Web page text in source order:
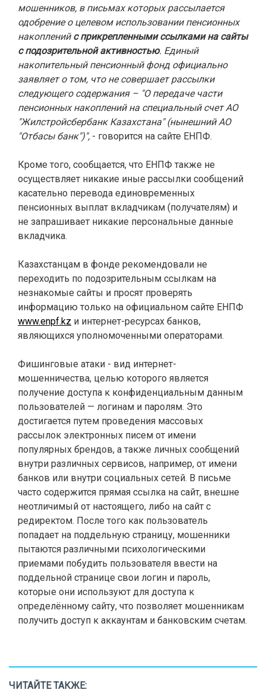
мошенников, в письмах которых рассылается
одобрение о целевом использовании пенсионных
накоплений с прикрепленными ссылками на сайты
с подозрительной активностью. Единый
накопительный пенсионный фонд официально
заявляет о том, что не совершает рассылки
следующего содержания – "О передаче части
пенсионных накоплений на специальный счет АО
"Жилстройсбербанк Казахстана" (нынешний АО
"Отбасы банк")", - говорится на сайте ЕНПФ.
Кроме того, сообщается, что ЕНПФ также не
осуществляет никакие иные рассылки сообщений
касательно перевода единовременных
пенсионных выплат вкладчикам (получателям) и
не запрашивает никакие персональные данные
вкладчика.
Казахстанцам в фонде рекомендовали не
переходить по подозрительным ссылкам на
незнакомые сайты и просят проверять
информацию только на официальном сайте ЕНПФ
www.enpf.kz и интернет-ресурсах банков,
являющихся уполномоченными операторами.
Фишинговые атаки - вид интернет-
мошенничества, целью которого является
получение доступа к конфиденциальным данным
пользователей — логинам и паролям. Это
достигается путем проведения массовых
рассылок электронных писем от имени
популярных брендов, а также личных сообщений
внутри различных сервисов, например, от имени
банков или внутри социальных сетей. В письме
часто содержится прямая ссылка на сайт, внешне
неотличимый от настоящего, либо на сайт с
редиректом. После того как пользователь
попадает на поддельную страницу, мошенники
пытаются различными психологическими
приемами побудить пользователя ввести на
поддельной странице свои логин и пароль,
которые они используют для доступа к
определённому сайту, что позволяет мошенникам
получить доступ к аккаунтам и банковским счетам.
ЧИТАЙТЕ ТАКЖЕ: